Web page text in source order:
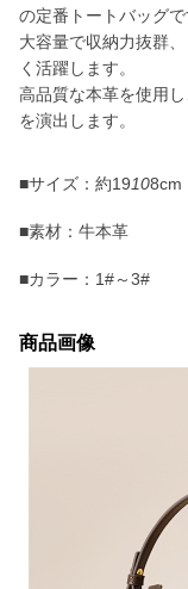
の定番トートバッグで
大容量で収納力抜群
く活躍します。
高品質な本革を使用
を演出します。
■サイズ：約19108cm
■素材：牛本革
■カラー：1#～3#
商品画像